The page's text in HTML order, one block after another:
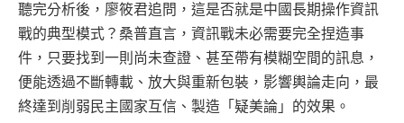
聽完分析後，廖筱君追問，這是否就是中國長期操作資訊
戰的典型模式？桑普直言，資訊戰未必需要完全捏造事
件，只要找到一則尚未查證、甚至帶有模糊空間的訊息，
便能透過不斷轉載、放大與重新包裝，影響輿論走向，最
終達到削弱民主國家互信、製造「疑美論」的效果。